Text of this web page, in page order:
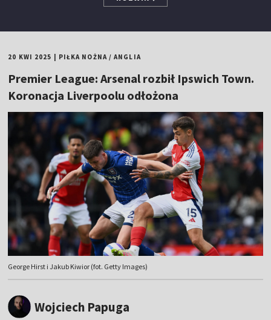
20 KWI 2025 PIŁKA NOŻNA/ANGLIA
Premier League: Arsenal rozbił Ipswich Town.
Koronacja Liverpoolu odłożona
George Hirst i Jakub Kiwior (fot. Getty Images)
Wojciech Papuga